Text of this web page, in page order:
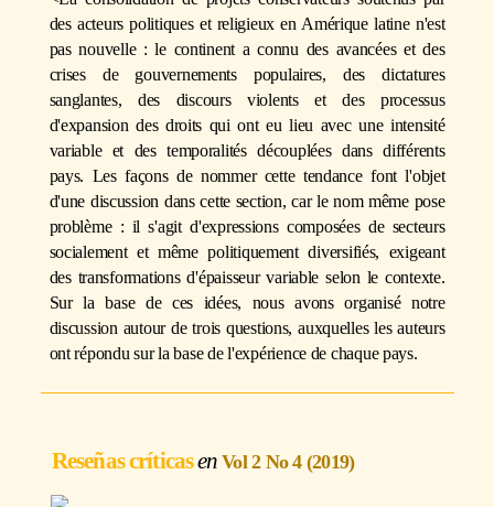
des acteurs politiques et religieux en Amérique latine n'est
pas nouvelle : le continent a connu des avancées et des
crises de gouvernements populaires, des dictatures
sanglantes, des discours violents et des processus
d'expansion des droits qui ont eu lieu avec une intensité
variable et des temporalités découplées dans différents
pays. Les façons de nommer cette tendance font l'objet
d'une discussion dans cette section, car le nom même pose
problème : il s'agit d'expressions composées de secteurs
socialement et même politiquement diversifiés, exigeant
des transformations d'épaisseur variable selon le contexte.
Sur la base de ces idées, nous avons organisé notre
discussion autour de trois questions, auxquelles les auteurs
ont répondu sur la base de l'expérience de chaque pays.
Reseñas críticas Vol 2 No 4 (2019)